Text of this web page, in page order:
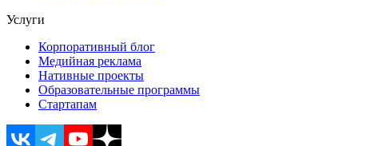
Услуги
Корпоративный блог
Медийная реклама
Нативные проекты
Образовательные программы
Стартапам